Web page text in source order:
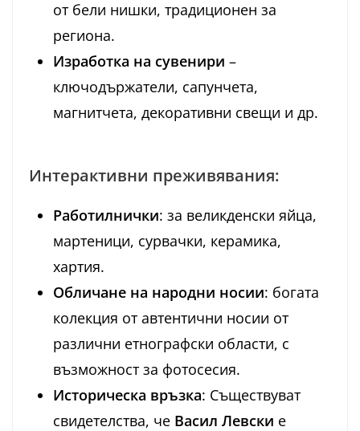
от бели нишки, традиционен за
региона.
Изработка на сувенири –
ключодържатели, сапунчета,
магнитчета, декоративни свещи и др.
Интерактивни преживявания:
Работилнички: за великденски яйца,
мартеници, сурвачки, керамика,
хартия.
Обличане на народни носии: богата
колекция от автентични носии от
различни етнографски области, с
възможност за фотосесия.
Историческа връзка: Съществуват
свидетелства, че Васил Левски е